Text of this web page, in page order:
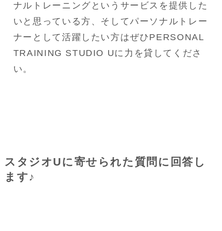
ナルトレーニングというサービスを提供した
いと思っている方、そしてパーソナルトレー
ナーとして活躍したい方はぜひPERSONAL
TRAINING STUDIO Uに力を貸してくださ
い。
スタジオUに寄せられた質問に回答し
ます♪